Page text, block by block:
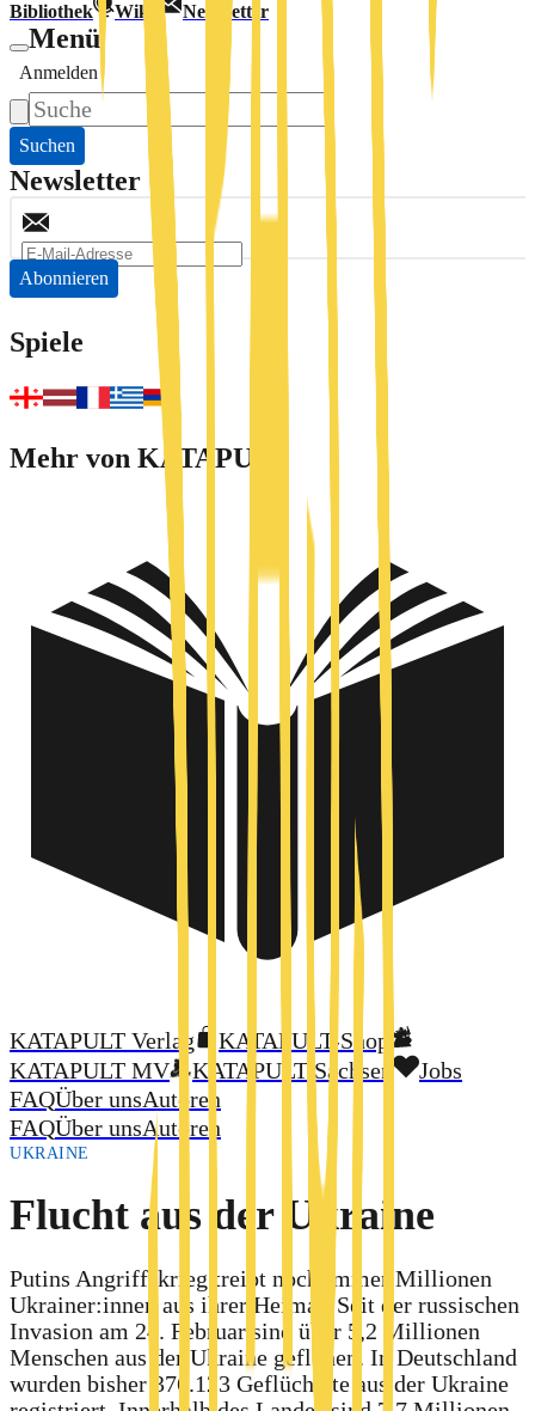
Bibliothek Wiki Newsletter
Menü
Anmelden
Suchen
Newsletter
Abonnieren
Spiele
Mehr von KATAPULT
KATAPULT Verlag
KATAPULT-Shop
KATAPULT MV
KATAPULT Sachsen
Jobs
FAQÜber unsAutoren
FAQÜber unsAutoren
UKRAINE
Flucht aus der Ukraine
Putins Angriffskrieg treibt noch immer Millionen
Ukrainer:innen aus ihrer Heimat. Seit der russischen
Invasion am 24. Februar sind über 5,2 Millionen
Menschen aus der Ukraine geflohen. In Deutschland
wurden bisher 376.123 Geflüchtete aus der Ukraine